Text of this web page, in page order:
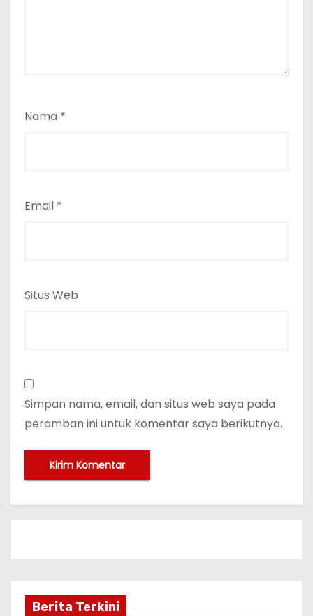
Nama *
Email *
Situs Web
Simpan nama, email, dan situs web saya pada
peramban ini untuk komentar saya berikutnya.
Berita Terkini